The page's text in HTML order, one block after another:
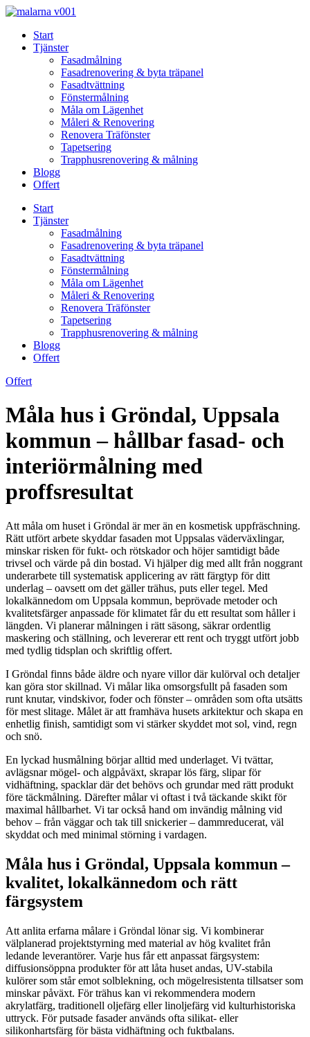
Skip
contentStart
Tjänster
Fasadmålning
Fasadrenovering & byta träpanel
Fasadtvättning
Fönstermålning
Måla om Lägenhet
Måleri & Renovering
Renovera Träfönster
Tapetsering
Trapphusrenovering & målning
Blogg
Offert
Start
Tjänster
Fasadmålning
Fasadrenovering & byta träpanel
Fasadtvättning
Fönstermålning
Måla om Lägenhet
Måleri & Renovering
Renovera Träfönster
Tapetsering
Trapphusrenovering & målning
Blogg
Offert
Offert
Måla hus i Gröndal, Uppsala
kommun – hållbar fasad- och
interiörmålning med
proffsresultat
Att måla om huset i Gröndal är mer än en kosmetisk uppfräschning.
Rätt utfört arbete skyddar fasaden mot Uppsalas väderväxlingar,
minskar risken för fukt- och rötskador och höjer samtidigt både
trivsel och värde på din bostad. Vi hjälper dig med allt från noggrant
underarbete till systematisk applicering av rätt färgtyp för ditt
underlag – oavsett om det gäller trähus, puts eller tegel. Med
lokalkännedom om Uppsala kommun, beprövade metoder och
kvalitetsfärger anpassade för klimatet får du ett resultat som håller i
längden. Vi planerar målningen i rätt säsong, säkrar ordentlig
maskering och ställning, och levererar ett rent och tryggt utfört jobb
med tydlig tidsplan och skriftlig offert.
I Gröndal finns både äldre och nyare villor där kulörval och detaljer
kan göra stor skillnad. Vi målar lika omsorgsfullt på fasaden som
runt knutar, vindskivor, foder och fönster – områden som ofta utsätts
för mest slitage. Målet är att framhäva husets arkitektur och skapa en
enhetlig finish, samtidigt som vi stärker skyddet mot sol, vind, regn
och snö.
En lyckad husmålning börjar alltid med underlaget. Vi tvättar,
avlägsnar mögel- och algpåväxt, skrapar lös färg, slipar för
vidhäftning, spacklar där det behövs och grundar med rätt produkt
före täckmålning. Därefter målar vi oftast i två täckande skikt för
maximal hållbarhet. Vi tar också hand om invändig målning vid
behov – från väggar och tak till snickerier – dammreducerat, väl
skyddat och med minimal störning i vardagen.
Måla hus i Gröndal, Uppsala kommun –
kvalitet, lokalkännedom och rätt
färgsystem
Att anlita erfarna målare i Gröndal lönar sig. Vi kombinerar
välplanerad projektstyrning med material av hög kvalitet från
ledande leverantörer. Varje hus får ett anpassat färgsystem:
diffusionsöppna produkter för att låta huset andas, UV-stabila
kulörer som står emot solblekning, och mögelresistenta tillsatser som
minskar påväxt. För trähus kan vi rekommendera modern
akrylatfärg, traditionell oljefärg eller linoljefärg vid kulturhistoriska
uttryck. För putsade fasader används ofta silikat- eller
silikonhartsfärg för bästa vidhäftning och fuktbalans.